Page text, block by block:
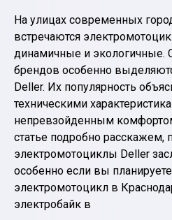
На улицах современных
встречаются
динамичные и экологичные.
брендов особенно
Deller. Их популярность
техническими
непревзойденным
статье подробно расскажем,
электромотоциклы Deller
особенно если вы
электромотоцикл в
электробайк в